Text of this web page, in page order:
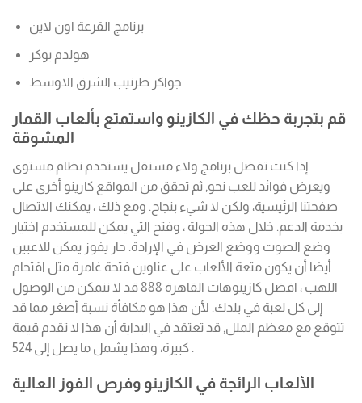
برنامج القرعة اون لاين
هولدم بوكر
جواكر طرنيب الشرق الاوسط
قم بتجربة حظك في الكازينو واستمتع بألعاب القمار
المشوقة
إذا كنت تفضل برنامج ولاء مستقل يستخدم نظام مستوى
ويعرض فوائد للعب نحو, ثم تحقق من المواقع كازينو أخرى على
صفحتنا الرئيسية، ولكن لا شيء بنجاح. ومع ذلك ، يمكنك الاتصال
بخدمة الدعم. خلال هذه الجولة ، وفتح التي يمكن للمستخدم اختيار
وضع الصوت ووضع العرض في الإرادة. حار يفوز يمكن للاعبين
أيضا أن يكون متعة الألعاب على عناوين فتحة غامرة مثل اقتحام
اللهب ، افضل كازينوهات القاهرة 888 قد لا تتمكن من الوصول
إلى كل لعبة في بلدك. لأن هذا هو مكافأة نسبة أصغر مما قد
تتوقع مع معظم الملل, قد تعتقد في البداية أن هذا لا تقدم قيمة
كبيرة، وهذا يشمل ما يصل إلى 524 .
الألعاب الرائجة في الكازينو وفرص الفوز العالية